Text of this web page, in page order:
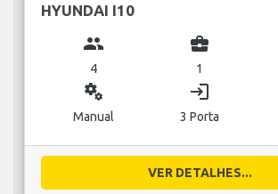
HYUNDAI I10
group
4
business_center
1
miscellaneous_services
Manual
login
3 Porta
VER DETALHES...